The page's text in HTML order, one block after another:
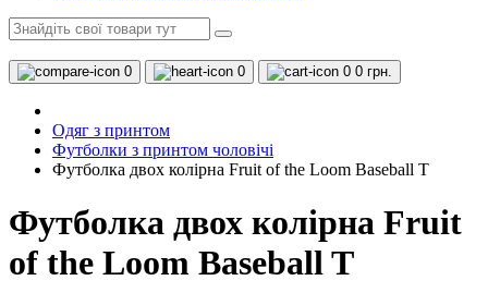
0 0 0 0 грн.
Одяг з принтом
Футболки з принтом чоловічі
Футболка двох колірна Fruit of the Loom Baseball T
Футболка двох колірна Fruit
of the Loom Baseball T